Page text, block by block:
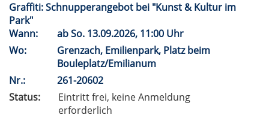
Graffiti: Schnupperangebot bei "Kunst & Kultur im
Park"
Wann:
abSo. 13.09.2026, 11:00 Uhr
Wo:
Grenzach, Emilienpark, Platz beim
Bouleplatz/Emilianum
Nr.:
261-20602
Status:
Eintritt frei, keine Anmeldung
erforderlich